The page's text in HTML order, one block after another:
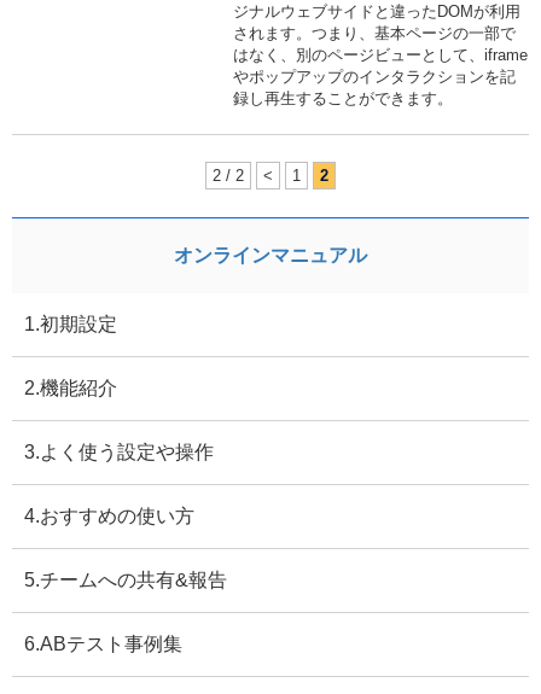
ジナルウェブサイドと違ったDOMが利用
されます。つまり、基本ページの一部で
はなく、別のページビューとして、iframe
やポップアップのインタラクションを記
録し再生することができます。
2 / 2 < 1 2
オンラインマニュアル
1.初期設定
2.機能紹介
3.よく使う設定や操作
4.おすすめの使い方
5.チームへの共有&報告
6.ABテスト事例集